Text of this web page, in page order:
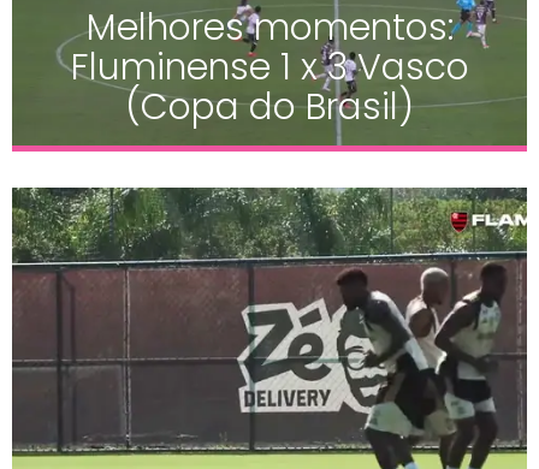
Melhores momentos:
Fluminense 1 x 3 Vasco
(Copa do Brasil)